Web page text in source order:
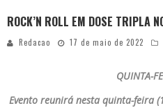
ROCK’N ROLL EM DOSE TRIPLA
Redacao 17 de maio de 2022
QUINTA-
Evento reunirá nesta quinta-feira